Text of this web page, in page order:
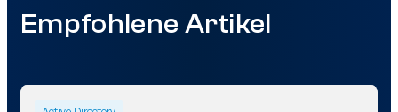
Empfohlene Artikel